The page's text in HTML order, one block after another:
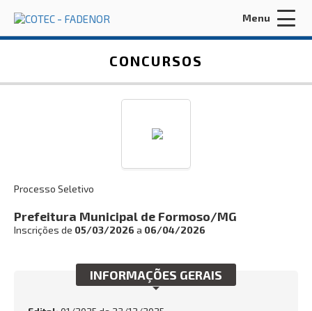
Esqueci a minha senha
INÍCIO
Menu
CONCURSOS
Processo Seletivo
Prefeitura Municipal de Formoso/MG
Inscrições de 05/03/2026 a 06/04/2026
INFORMAÇÕES GERAIS